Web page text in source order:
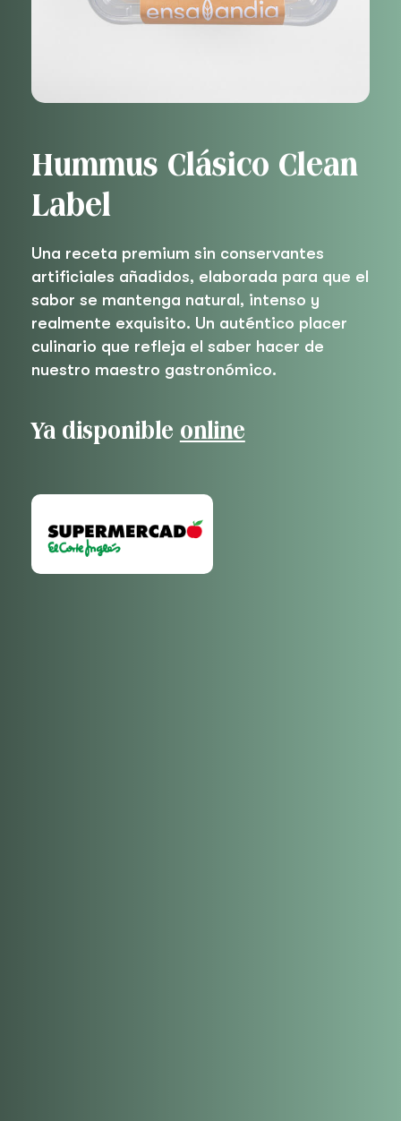
Hummus Clásico Clean
Label
Una receta premium sin conservantes
artificiales añadidos, elaborada para que el
sabor se mantenga natural, intenso y
realmente exquisito. Un auténtico placer
culinario que refleja el saber hacer de
nuestro maestro gastronómico.
Ya disponible online